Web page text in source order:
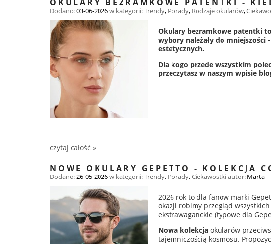
OKULARY BEZRAMKOWE PATENTKI -
Dodano:03-06-2026w kategorii:Trendy, Porady, Rodzaje okularów,
Okulary bezramkowe patentki
wybory należały do
estetycznych.
Dla kogo przede wszystkim
przeczytasz w naszym wpisie
czytaj całość »
NOWE OKULARY GEPETTO - KOLEKCJA
Dodano:26-05-2026w kategorii:Trendy, Porady,Ciekawostkiautor: Marta
2026 rok to dla fanów marki
okazji robimy przegląd
ekstrawaganckie (typowe dla
Nowa kolekcja okularów
tajemniczością kosmosu.